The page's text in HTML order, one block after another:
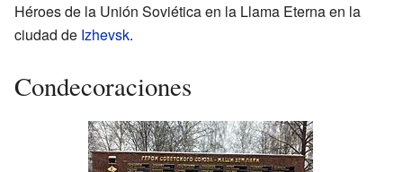
Héroes de la Unión Soviética en la Llama Eterna en la
ciudad de Izhevsk.
Condecoraciones